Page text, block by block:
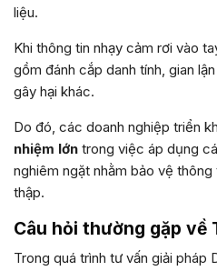
liệu.
Khi thông tin nhạy cảm rơi vào
gồm đánh cắp danh tính, gian
gây hại khác.
Do đó, các doanh nghiệp triển
nhiệm lớn trong việc áp dụng
nghiêm ngặt nhằm bảo vệ
thập.
Câu hỏi thường gặp về
Trong quá trình tư vấn giải pháp